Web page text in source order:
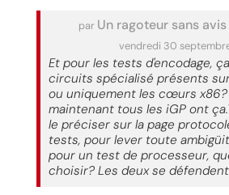
par Un ragoteur sans
vendredi 30
Et pour les tests d'encodage,
circuits spécialisé présents
ou uniquement les cœurs x86?
maintenant tous les iGP ont
le préciser sur la page
tests, pour lever toute
pour un test de processeur,
choisir? Les deux se